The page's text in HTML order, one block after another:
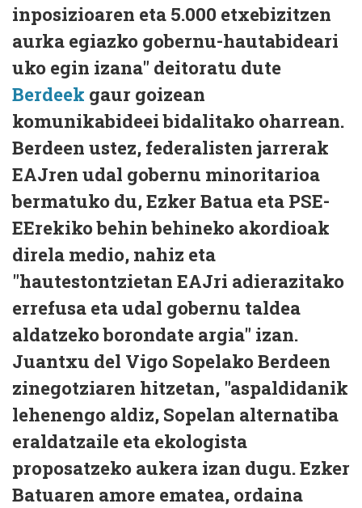
inposizioaren eta 5.000 etxebizitzen
aurka egiazko gobernu-hautabideari
uko egin izana" deitoratu dute
Berdeek gaur goizean
komunikabideei bidalitako oharrean.
Berdeen ustez, federalisten jarrerak
EAJren udal gobernu minoritarioa
bermatuko du, Ezker Batua eta PSE-
EErekiko behin behineko akordioak
direla medio, nahiz eta
"hautestontzietan EAJri adierazitako
errefusa eta udal gobernu taldea
aldatzeko borondate argia" izan.
Juantxu del Vigo Sopelako Berdeen
zinegotziaren hitzetan, "aspaldidanik
lehenengo aldiz, Sopelan alternatiba
eraldatzaile eta ekologista
proposatzeko aukera izan dugu. Ezker
Batuaren amore ematea, ordaina